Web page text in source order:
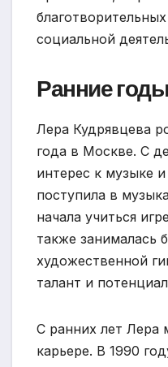
социальной
Ранние годы
Лера Кудрявцева
года в Москве. С
интерес к музыке
поступила в
начала учиться
также занималась
художественной
талант и
С ранних лет Лера
карьере. В 1990